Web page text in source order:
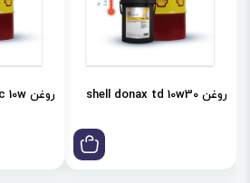
روغن shell donax td 10w30 روغن shell donax tc 10w